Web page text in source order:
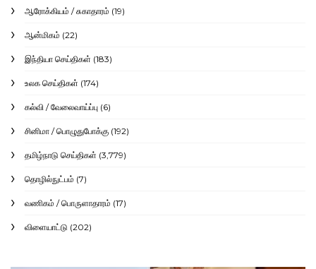
ஆரோக்கியம் / சுகாதாரம் (19)
ஆன்மிகம் (22)
இந்தியா செய்திகள் (183)
உலக செய்திகள் (174)
கல்வி / வேலைவாய்ப்பு (6)
சினிமா / பொழுதுபோக்கு (192)
தமிழ்நாடு செய்திகள் (3,779)
தொழில்நுட்பம் (7)
வணிகம் / பொருளாதாரம் (17)
விளையாட்டு (202)